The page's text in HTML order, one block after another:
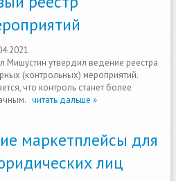
Мишустин утвердил ведение реестра
(контрольных) мероприятий.
что контроль станет более
читать дальше »
маркетплейсы для
лиц